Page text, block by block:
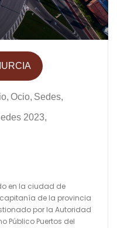
Ocio Sedes
2023
en la ciudad de
de la provincia
por la Autoridad
Público Puertos del